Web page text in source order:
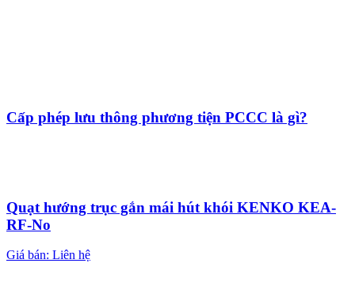
Quạt hướng trục gắn mái hút khói KENKO KEA-
RF-No
Giá bán: Liên hệ
Cấp phép lưu thông phương tiện PCCC là gì?